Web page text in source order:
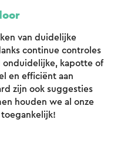
van duidelijke
continue controles
onduidelijke, kapotte of
en efficiënt aan
zijn ook suggesties
houden we al onze